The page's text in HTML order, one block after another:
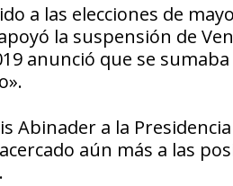
a las elecciones de
la suspensión de
anunció que se
Abinader a la
aún más a las